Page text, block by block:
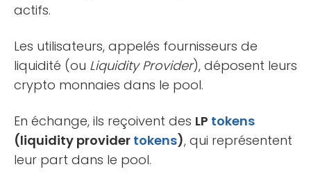
actifs.
Les utilisateurs, appelés fournisseurs de
liquidité (ou Liquidity Provider), déposent leurs
crypto monnaies dans le pool.
En échange, ils reçoivent des LP tokens
(liquidity provider tokens), qui représentent
leur part dans le pool.